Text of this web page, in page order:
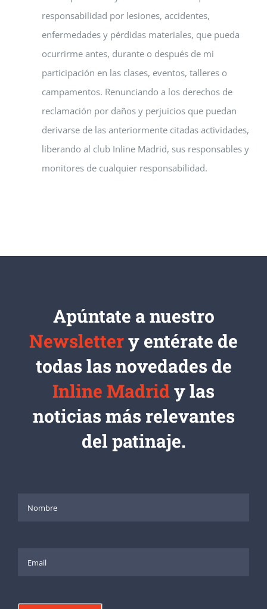
responsabilidad por lesiones, accidentes,
enfermedades y pérdidas materiales, que pueda
ocurrirme antes, durante o después de mi
participación en las clases, eventos, talleres o
campamentos. Renunciando a los derechos de
reclamación por daños y perjuicios que puedan
derivarse de las anteriormente citadas actividades,
liberando al club Inline Madrid, sus responsables y
monitores de cualquier responsabilidad.
Apúntate a nuestro
Newslettery entérate de
todas las novedades de
Inline Madridy las
noticias más relevantes
del patinaje.